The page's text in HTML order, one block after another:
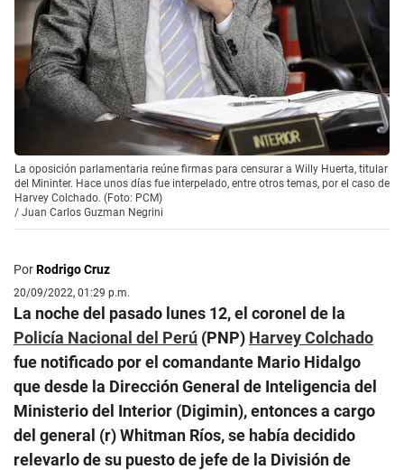
La oposición parlamentaria reúne firmas para censurar a Willy Huerta, titular
del Mininter. Hace unos días fue interpelado, entre otros temas, por el caso de
Harvey Colchado. (Foto: PCM)
/ Juan Carlos Guzman Negrini
PorRodrigo Cruz
20/09/2022, 01:29 p.m.
La noche del pasado lunes 12, el coronel de la
Policía Nacional del Perú (PNP) Harvey Colchado
fue notificado por el comandante Mario Hidalgo
que desde la Dirección General de Inteligencia del
Ministerio del Interior (Digimin), entonces a cargo
del general (r) Whitman Ríos, se había decidido
relevarlo de su puesto de jefe de la División de